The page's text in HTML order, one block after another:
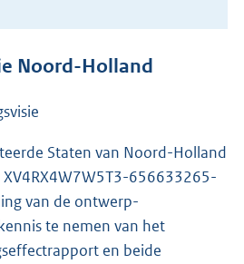
o
o
:
4
,
2
M
Noord-Holland
Staten van Noord-Holland
656633265-
van de ontwerp-
te nemen van het
en beide